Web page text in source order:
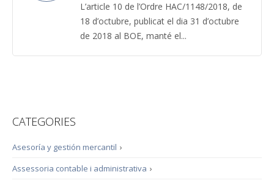
L’article 10 de l’Ordre HAC/1148/2018, de
18 d’octubre, publicat el dia 31 d’octubre
de 2018 al BOE, manté el...
CATEGORIES
›
Asesoría y gestión mercantil
›
Assessoria contable i administrativa